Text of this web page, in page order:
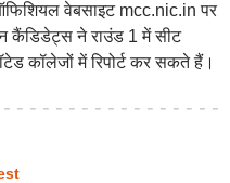
वेबसाइट mcc.nic.in पर
कैंडिडेट्स ने राउंड 1 में सीट
कॉलेजों में रिपोर्ट कर सकते हैं।